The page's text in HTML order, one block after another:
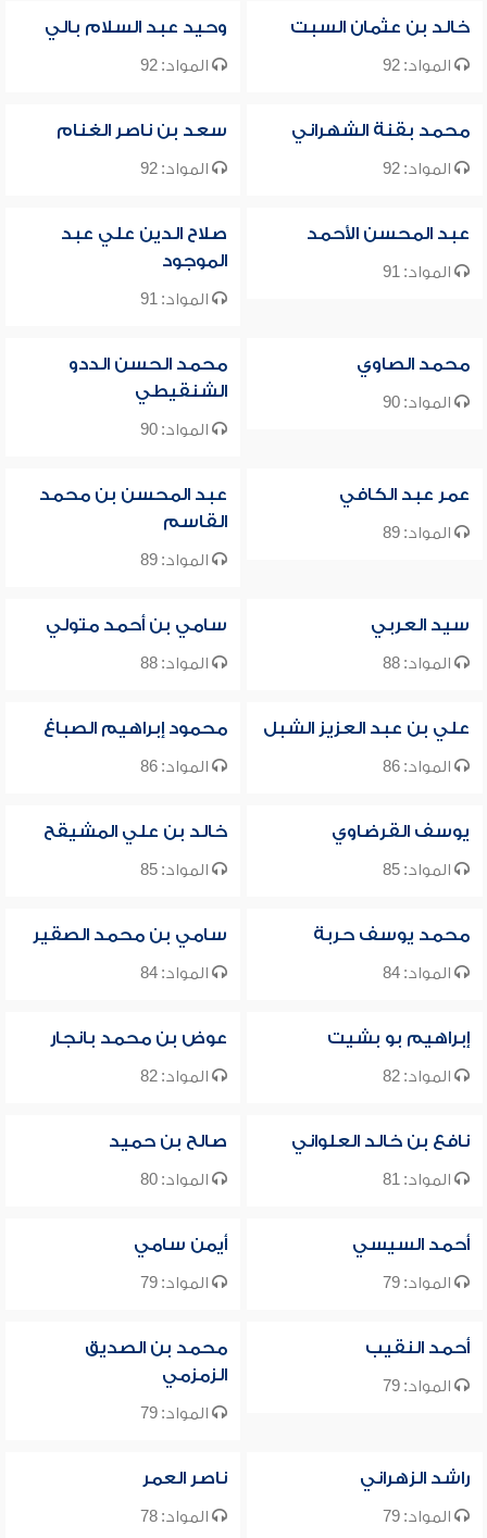
خالد بن عثمان السبت
المواد: 92
وحيد عبد السلام بالي
المواد: 92
محمد بقنة الشهراني
المواد: 92
سعد بن ناصر الغنام
المواد: 92
عبد المحسن الأحمد
المواد: 91
صلاح الدين علي عبد
الموجود
المواد: 91
محمد الصاوي
المواد: 90
محمد الحسن الددو
الشنقيطي
المواد: 90
عمر عبد الكافي
المواد: 89
عبد المحسن بن محمد
القاسم
المواد: 89
سيد العربي
المواد: 88
سامي بن أحمد متولي
المواد: 88
علي بن عبد العزيز الشبل
المواد: 86
محمود إبراهيم الصباغ
المواد: 86
يوسف القرضاوي
المواد: 85
خالد بن علي المشيقح
المواد: 85
محمد يوسف حربة
المواد: 84
سامي بن محمد الصقير
المواد: 84
إبراهيم بو بشيت
المواد: 82
عوض بن محمد بانجار
المواد: 82
نافع بن خالد العلواني
المواد: 81
صالح بن حميد
المواد: 80
أحمد السيسي
المواد: 79
أيمن سامي
المواد: 79
أحمد النقيب
المواد: 79
محمد بن الصديق
الزمزمي
المواد: 79
راشد الزهراني
المواد: 79
ناصر العمر
المواد: 78